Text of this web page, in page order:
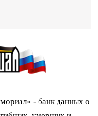
- банк данных о